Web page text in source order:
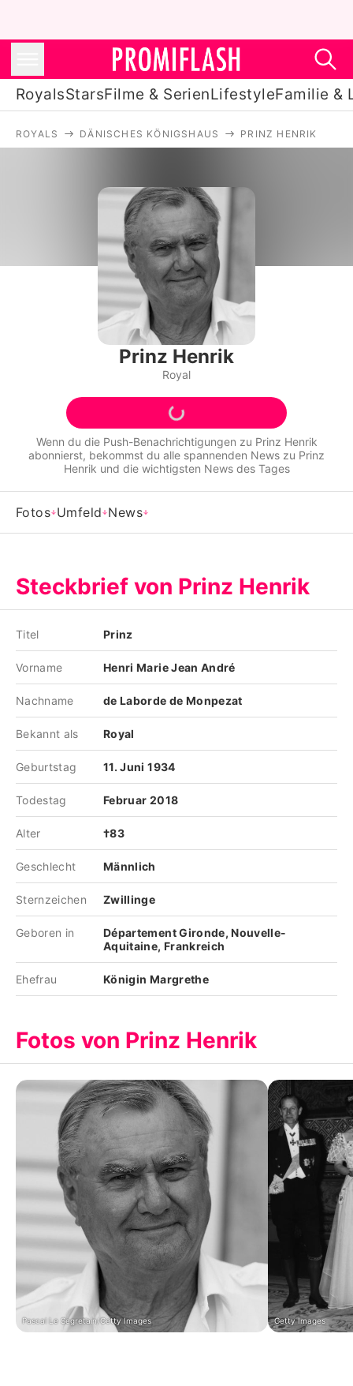
RoyalsStarsFilme & SerienLifestyleFamilie &
Filme & Serien
Lifestyle
Familie & Liebe
Promiflash Exklusiv
Alle Themen auf Promiflash
Jobs
App runterladen
Team
Impressum
Nutzungsbedingungen
Utiq verwalten
ROYALS DÄNISCHES KÖNIGSHAUS PRINZ HENRIK
Prinz Henrik
Royal
Wenn du die Push-Benachrichtigungen zu Prinz Henrik
abonnierst, bekommst du alle spannenden News zu Prinz
Henrik und die wichtigsten News des Tages
Fotos Umfeld News
Steckbrief von Prinz Henrik
Titel Prinz
Vorname Henri Marie Jean André
Nachname de Laborde de Monpezat
Bekannt als Royal
Geburtstag 11. Juni 1934
Todestag Februar 2018
Alter †83
Geschlecht Männlich
Sternzeichen Zwillinge
Geboren in
Département Gironde, Nouvelle-
Aquitaine, Frankreich
Ehefrau Königin Margrethe
Fotos von Prinz Henrik
Pascal Le Segretain/Getty Images Getty Images